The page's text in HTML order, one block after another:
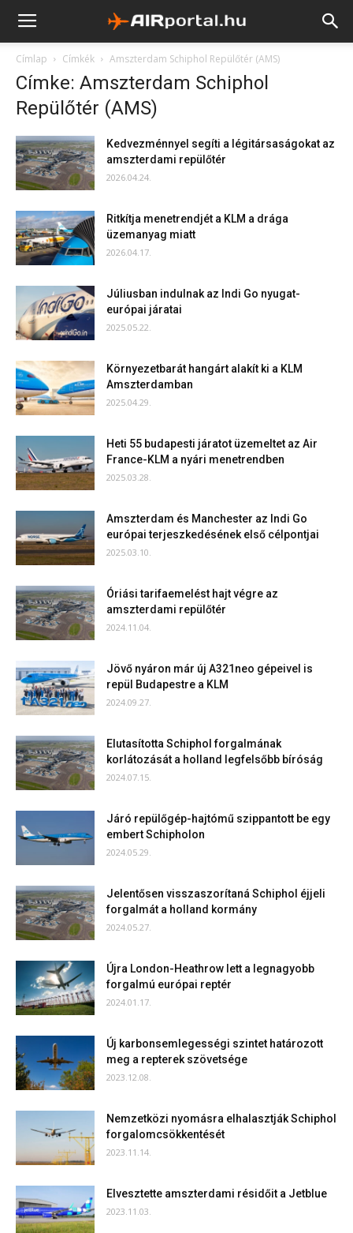
Címlap Címkék Amszterdam Schiphol Repülőtér (AMS)
Címke: Amszterdam Schiphol
Repülőtér (AMS)
Kedvezménnyel segíti a légitársaságokat az
amszterdami repülőtér
2026.04.24.
Ritkítja menetrendjét a KLM a drága
üzemanyag miatt
2026.04.17.
Júliusban indulnak az Indi Go nyugat-
európai járatai
2025.05.22.
Környezetbarát hangárt alakít ki a KLM
Amszterdamban
2025.04.29.
Heti 55 budapesti járatot üzemeltet az Air
France-KLM a nyári menetrendben
2025.03.28.
Amszterdam és Manchester az Indi Go
európai terjeszkedésének első célpontjai
2025.03.10.
Óriási tarifaemelést hajt végre az
amszterdami repülőtér
2024.11.04.
Jövő nyáron már új A321neo gépeivel is
repül Budapestre a KLM
2024.09.27.
Elutasította Schiphol forgalmának
korlátozását a holland legfelsőbb bíróság
2024.07.15.
Járó repülőgép-hajtómű szippantott be egy
embert Schipholon
2024.05.29.
Jelentősen visszaszorítaná Schiphol éjjeli
forgalmát a holland kormány
2024.05.27.
Újra London-Heathrow lett a legnagyobb
forgalmú európai reptér
2024.01.17.
Új karbonsemlegességi szintet határozott
meg a repterek szövetsége
2023.12.08.
Nemzetközi nyomásra elhalasztják Schiphol
forgalomcsökkentését
2023.11.14.
Elvesztette amszterdami résidőit a Jetblue
2023.11.03.